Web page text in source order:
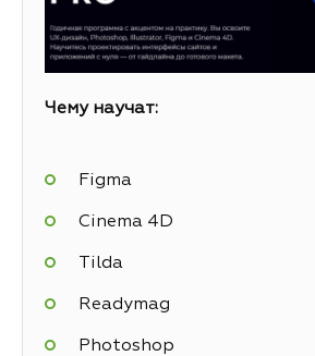
Чему научат:
Figma
Cinema 4D
Tilda
Readymag
Photoshop